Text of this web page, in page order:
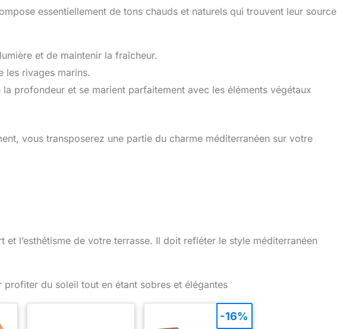
essentiellement de tons chauds et naturels qui trouvent leur source
et de maintenir la fraîcheur.
les rivages marins.
profondeur et se marient parfaitement avec les éléments végétaux
vous transposerez une partie du charme méditerranéen sur votre
l’esthétisme de votre terrasse. Il doit refléter le style méditerranéen
profiter du soleil tout en étant sobres et élégantes
-16%